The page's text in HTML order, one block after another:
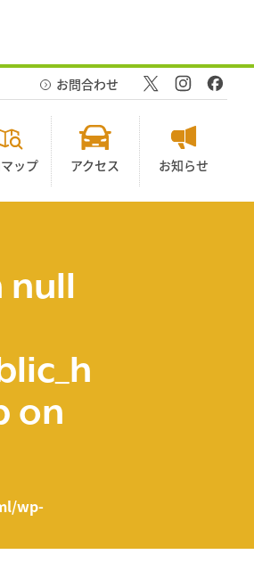
ップ アクセス お知らせ
お問合わせ
null
on
wp-